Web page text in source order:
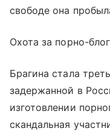
свободе она
Охота за порно-
Брагина стала
задержанной в
изготовлении
скандальная